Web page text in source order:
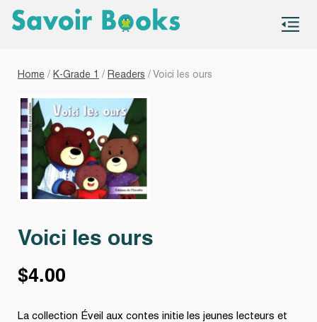
Home / K-Grade 1 / Readers / Voici les ours
Voici les ours
$4.00
La collection Éveil aux contes initie les jeunes lecteurs et